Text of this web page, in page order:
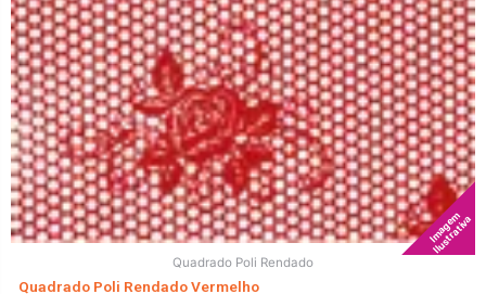
Imagem
Ilustrativa
Quadrado Poli Rendado
Quadrado Poli Rendado Vermelho